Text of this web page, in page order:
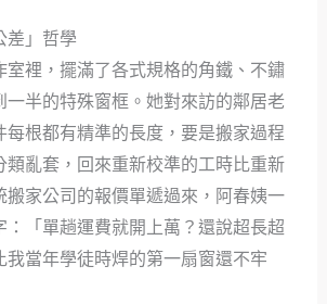
差」哲學
室裡，擺滿了各式規格的角鐵、不鏽
一半的特殊窗框。她對來訪的鄰居老
每根都有精準的長度，要是搬家過程
類亂套，回來重新校準的工時比重新
搬家公司的報價單遞過來，阿春姨一
：「單趟運費就開上萬？還說超長超
我當年學徒時焊的第一扇窗還不牢